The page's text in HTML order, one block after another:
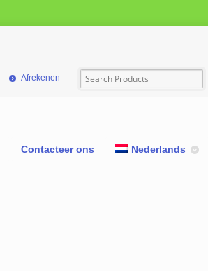
Afrekenen
Contacteer ons Nederlands